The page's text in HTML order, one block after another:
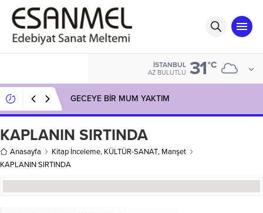
İSTANBUL
AZ BULUTLU 31°C
GECEYE BİR MUM YAKTIM
KAPLANIN SIRTINDA
Anasayfa Kitap İnceleme, KÜLTÜR-SANAT, Manşet
KAPLANIN SIRTINDA